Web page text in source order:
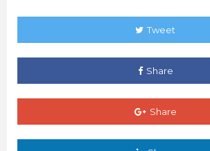
Tweet
Share
Share